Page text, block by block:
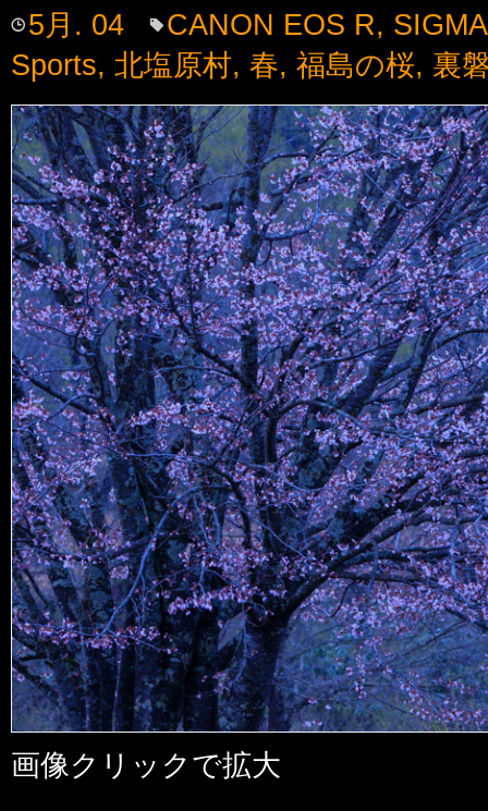
5月. 04 CANON EOS R,
Sports, 北塩原村, 春, 福島の桜, 裏
画像クリックで拡大